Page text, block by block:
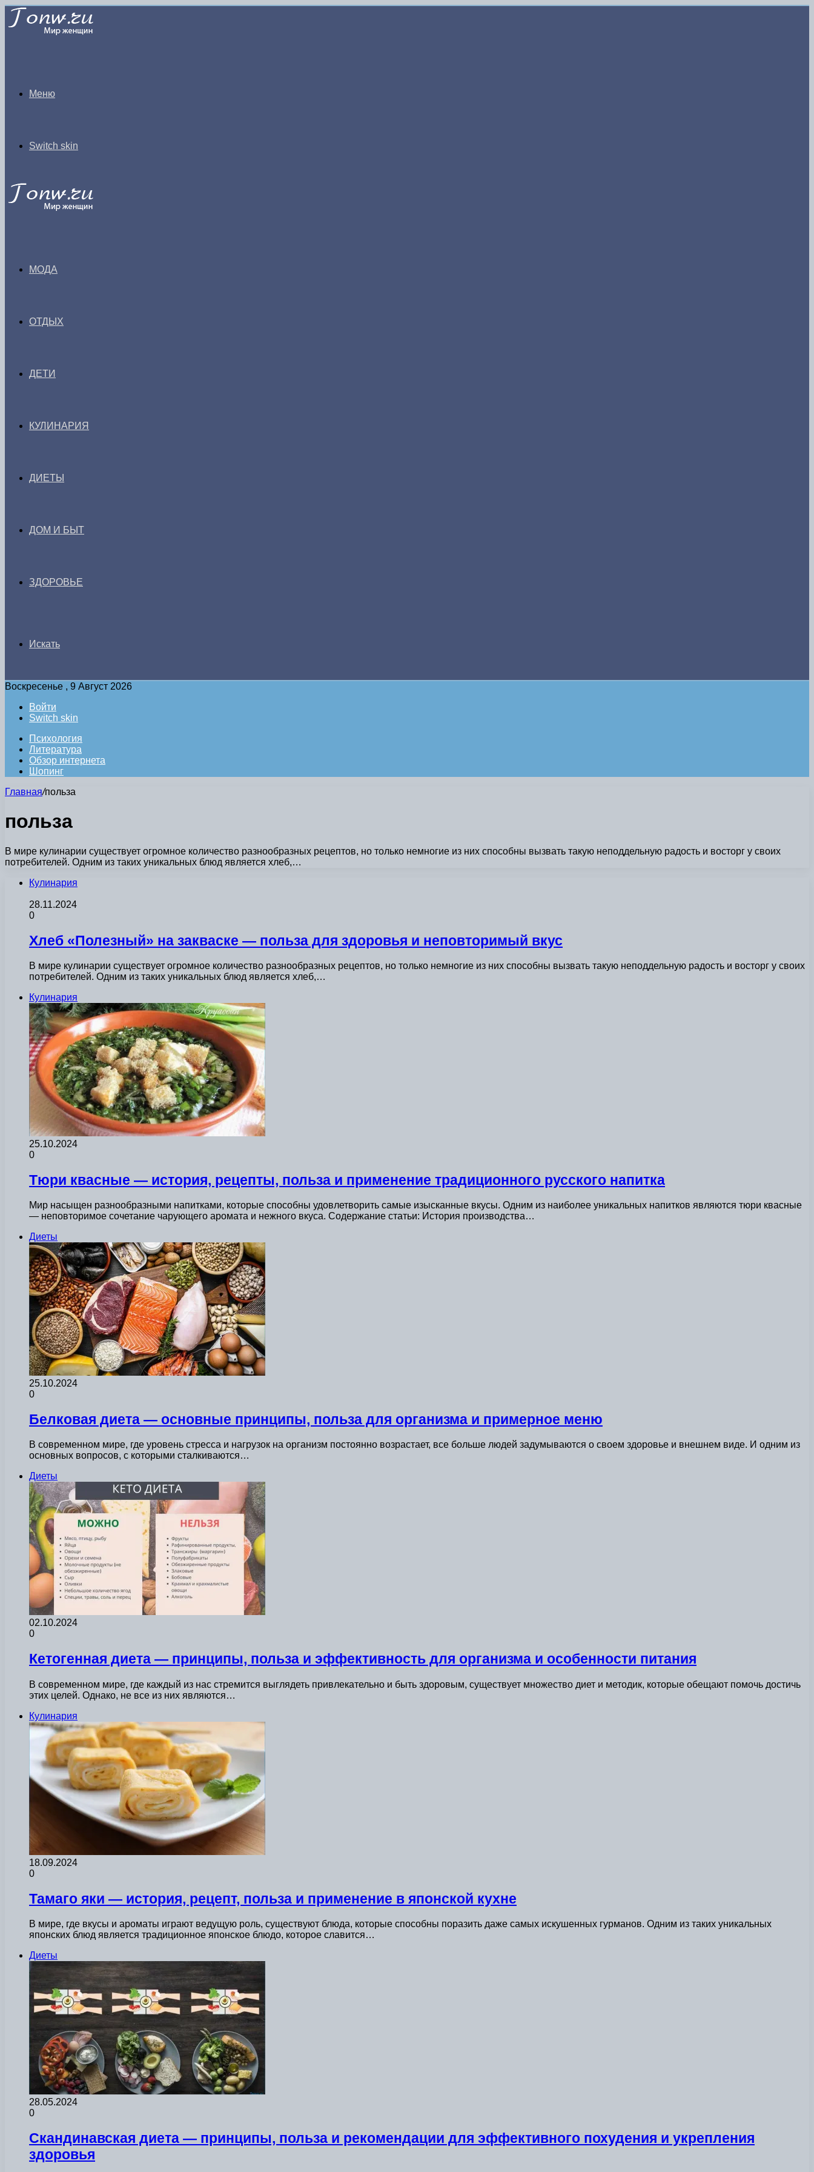
Меню
Switch skin
МОДА
ОТДЫХ
ДЕТИ
КУЛИНАРИЯ
ДИЕТЫ
ДОМ И БЫТ
ЗДОРОВЬЕ
Искать
Воскресенье , 9 Август 2026
Войти
Switch skin
Психология
Литература
Обзор интернета
Шопинг
Главная/польза
польза
В мире кулинарии существует огромное количество разнообразных рецептов, но только немногие из них способны вызвать такую неподдельную радость и восторг у своих
потребителей. Одним из таких уникальных блюд является хлеб,…
Кулинария
28.11.2024
0
Хлеб «Полезный» на закваске — польза для здоровья и неповторимый вкус
В мире кулинарии существует огромное количество разнообразных рецептов, но только немногие из них способны вызвать такую неподдельную радость и восторг у своих
потребителей. Одним из таких уникальных блюд является хлеб,…
Кулинария
25.10.2024
0
Тюри квасные — история, рецепты, польза и применение традиционного русского напитка
Мир насыщен разнообразными напитками, которые способны удовлетворить самые изысканные вкусы. Одним из наиболее уникальных напитков являются тюри квасные
— неповторимое сочетание чарующего аромата и нежного вкуса. Содержание статьи: История производства…
Диеты
25.10.2024
0
Белковая диета — основные принципы, польза для организма и примерное меню
В современном мире, где уровень стресса и нагрузок на организм постоянно возрастает, все больше людей задумываются о своем здоровье и внешнем виде. И одним из
основных вопросов, с которыми сталкиваются…
Диеты
02.10.2024
0
Кетогенная диета — принципы, польза и эффективность для организма и особенности питания
В современном мире, где каждый из нас стремится выглядеть привлекательно и быть здоровым, существует множество диет и методик, которые обещают помочь достичь
этих целей. Однако, не все из них являются…
Кулинария
18.09.2024
0
Тамаго яки — история, рецепт, польза и применение в японской кухне
В мире, где вкусы и ароматы играют ведущую роль, существуют блюда, которые способны поразить даже самых искушенных гурманов. Одним из таких уникальных
японских блюд является традиционное японское блюдо, которое славится…
Диеты
28.05.2024
0
Скандинавская диета — принципы, польза и рекомендации для эффективного похудения и укрепления
здоровья